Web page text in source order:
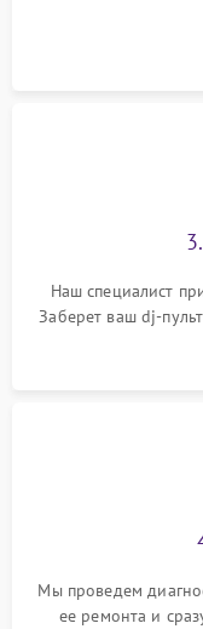
Поломка системы
Наш специалист
Заберет ваш dj-
Мы проведем
ее ремонта и